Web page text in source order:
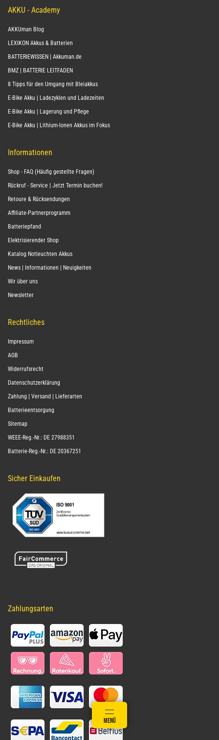
AKKU - Academy
AKKUman Blog
LEXIKON Akkus & Batterien
BATTERIEWISSEN | Akkuman.de
BMZ | BATTERIE LEITFADEN
8 Tipps für den Umgang mit Bleiakkus
E-Bike Akku | Ladezyklen und Ladezeiten
E-Bike Akku | Lagerung und Pflege
E-Bike Akku | Lithium-Ionen Akkus im Fokus
Informationen
Shop - FAQ (Häufig gestellte Fragen)
Rückruf - Service | Jetzt Termin buchen!
Retoure & Rücksendungen
Affiliate-Partnerprogramm
Batteriepfand
Elektrisierender Shop
Katalog Notleuchten Akkus
News | Informationen | Neuigkeiten
Wir über uns
Newsletter
Rechtliches
Impressum
AGB
Widerrufsrecht
Datenschutzerklärung
Zahlung | Versand | Lieferarten
Batterieentsorgung
Sitemap
WEEE-Reg.-Nr.: DE 27988351
Batterie-Reg.-Nr.: DE 20367251
Sicher Einkaufen
Zahlungsarten
ANMELDEN MENÜ